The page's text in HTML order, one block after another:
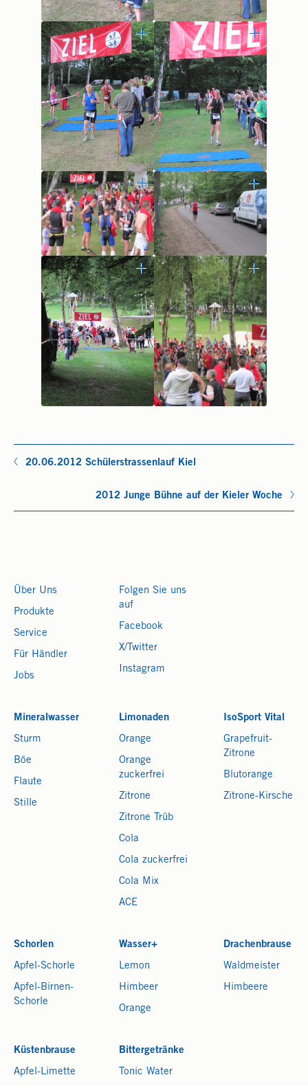
20.06.2012 Schülerstrassenlauf Kiel
2012 Junge Bühne auf der Kieler Woche
Mineralwasser
Sturm
Böe
Flaute
Stille
Limonaden
Orange
Orange
zuckerfrei
Zitrone
Zitrone Trüb
Cola
Cola zuckerfrei
Cola Mix
ACE
IsoSport Vital
Grapefruit-
Zitrone
Blutorange
Zitrone-Kirsche
Schorlen
Apfel-Schorle
Apfel-Birnen-
Schorle
Wasser+
Lemon
Himbeer
Orange
Drachenbrause
Waldmeister
Himbeere
Küstenbrause
Apfel-Limette
Bittergetränke
Tonic Water
Über Uns
Produkte
Service
Für Händler
Jobs
Folgen Sie uns
auf
Facebook
X/Twitter
Instagram